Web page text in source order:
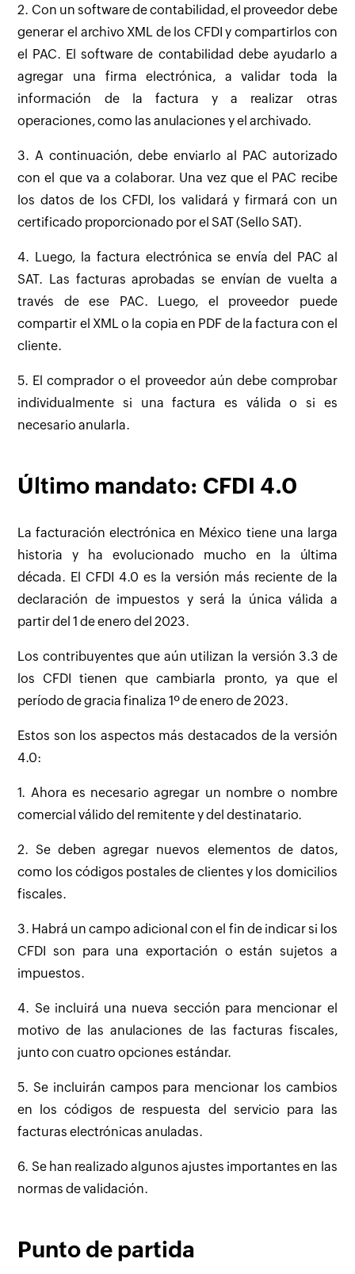
2. Con un software de contabilidad, el proveedor debe
generar el archivo XML de los CFDI y compartirlos con
el PAC. El software de contabilidad debe ayudarlo a
agregar una firma electrónica, a validar toda la
información de la factura y a realizar otras
operaciones, como las anulaciones y el archivado.
3. A continuación, debe enviarlo al PAC autorizado
con el que va a colaborar. Una vez que el PAC recibe
los datos de los CFDI, los validará y firmará con un
certificado proporcionado por el SAT (Sello SAT).
4. Luego, la factura electrónica se envía del PAC al
SAT. Las facturas aprobadas se envían de vuelta a
través de ese PAC. Luego, el proveedor puede
compartir el XML o la copia en PDF de la factura con el
cliente.
5. El comprador o el proveedor aún debe comprobar
individualmente si una factura es válida o si es
necesario anularla.
Último mandato: CFDI 4.0
La facturación electrónica en México tiene una larga
historia y ha evolucionado mucho en la última
década. El CFDI 4.0 es la versión más reciente de la
declaración de impuestos y será la única válida a
partir del 1 de enero del 2023.
Los contribuyentes que aún utilizan la versión 3.3 de
los CFDI tienen que cambiarla pronto, ya que el
período de gracia finaliza 1º de enero de 2023.
Estos son los aspectos más destacados de la versión
4.0:
1. Ahora es necesario agregar un nombre o nombre
comercial válido del remitente y del destinatario.
2. Se deben agregar nuevos elementos de datos,
como los códigos postales de clientes y los domicilios
fiscales.
3. Habrá un campo adicional con el fin de indicar si los
CFDI son para una exportación o están sujetos a
impuestos.
4. Se incluirá una nueva sección para mencionar el
motivo de las anulaciones de las facturas fiscales,
junto con cuatro opciones estándar.
5. Se incluirán campos para mencionar los cambios
en los códigos de respuesta del servicio para las
facturas electrónicas anuladas.
6. Se han realizado algunos ajustes importantes en las
normas de validación.
Punto de partida